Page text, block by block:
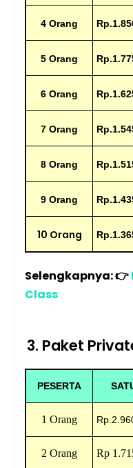
4 Orang
5 Orang
6 Orang
7 Orang
8 Orang
9 Orang
10 Orang
Selengkapnya:👉
Class
3. Paket
PESERTA
1 Orang
2 Orang Rp